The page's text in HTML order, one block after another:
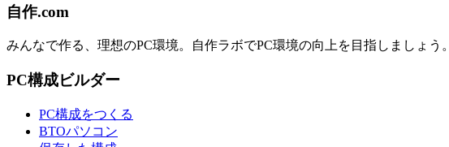
自作.com
みんなで作る、理想のPC環境。 自作ラボでPC環境の向上を目指しましょう。
PC構成ビルダー
PC構成をつくる
BTOパソコン